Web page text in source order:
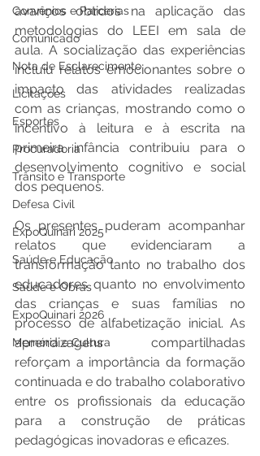
Convênios e Parcerias
Comunicado
Nota de Esclarecimento
Licitações
Esportes
Procuradoria
Trânsito e Transporte
Defesa Civil
ExpoQuinari 2025
Saúde e Educação
Saúde e Obras
ExpoQuinari 2026
Memória e Cultura
avanços obtidos na aplicação das
metodologias do LEEI em sala de
aula. A socialização das experiências
incluiu relatos emocionantes sobre o
impacto das atividades realizadas
com as crianças, mostrando como o
incentivo à leitura e à escrita na
primeira infância contribuiu para o
desenvolvimento cognitivo e social
dos pequenos.
Os presentes puderam acompanhar
relatos que evidenciaram a
transformação tanto no trabalho dos
educadores quanto no envolvimento
das crianças e suas famílias no
processo de alfabetização inicial. As
aprendizagens compartilhadas
reforçam a importância da formação
continuada e do trabalho colaborativo
entre os profissionais da educação
para a construção de práticas
pedagógicas inovadoras e eficazes.